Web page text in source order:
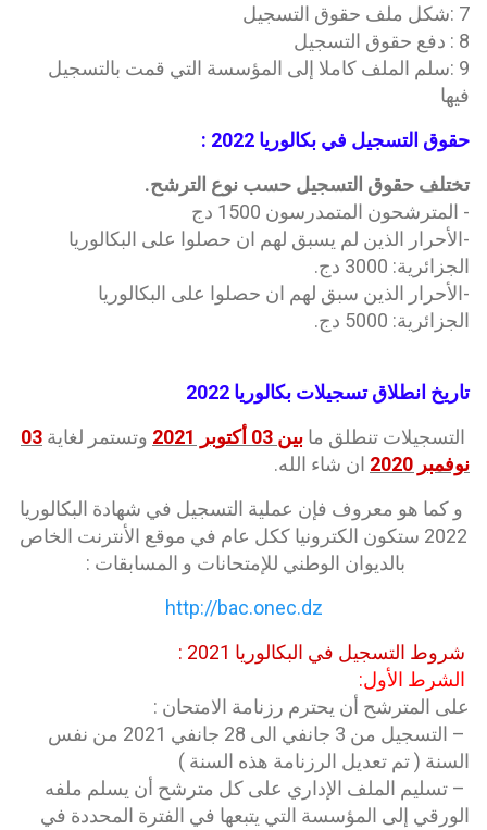
7 :شكل ملف حقوق التسجيل
8 : دفع حقوق التسجيل
9 :سلم الملف كاملا إلى المؤسسة التي قمت بالتسجيل
فيها
حقوق التسجيل في بكالوريا 2022 :
تختلف حقوق التسجيل حسب نوع الترشح.
- المترشحون المتمدرسون 1500 دج
-الأحرار الذين لم يسبق لهم ان حصلوا على البكالوريا
الجزائرية: 3000 دج.
-الأحرار الذين سبق لهم ان حصلوا على البكالوريا
الجزائرية: 5000 دج.
تاريخ انطلاق تسجيلات بكالوريا 2022
التسجيلات تنطلق ما بين 03 أكتوبر 2021 وتستمر لغاية 03
نوفمبر 2020
ان شاء الله.
و كما هو معروف فإن عملية التسجيل في شهادة البكالوريا
2022 ستكون الكترونيا ككل عام في موقع الأنترنت الخاص
بالديوان الوطني للإمتحانات و المسابقات :
http://bac.onec.dz
شروط التسجيل في البكالوريا 2021 :
الشرط الأول:
على المترشح أن يحترم رزنامة الامتحان :
– التسجيل من 3 جانفي الى 28 جانفي 2021 من نفس
السنة ( تم تعديل الرزنامة هذه السنة )
– تسليم الملف الإداري على كل مترشح أن يسلم ملفه
الورقي إلى المؤسسة التي يتبعها في الفترة المحددة في